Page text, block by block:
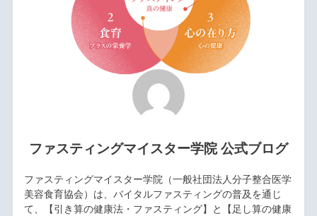
ファスティングマイスター学院 公式ブログ
ファスティングマイスター学院（一般社団法人分子整合医学
美容食育協会）は、バイタルファスティングの普及を通じ
て、【引き算の健康法・ファスティング】と【足し算の健康